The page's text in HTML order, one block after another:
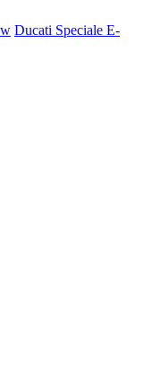
Ducati Speciale E-